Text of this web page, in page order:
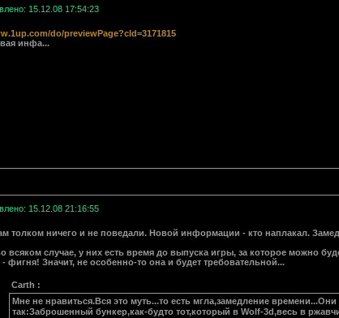
15.12.08 17:54:23
do/previewPage?cId=3171815
инфа...
15.12.08 21:16:55
толком ничего и не поведали. Новой информации - кто наплакал.
всяком случае, у них есть время до выпуска игры, за которое можно
- фигня! Значит, не особенно-то она и будет требовательной...
Carth :
Мне не нравиться.Вся это муть...то есть мгла,замедление
так:Заброшенный бункер,как-будто тот,который в Wolf-3d,весь в